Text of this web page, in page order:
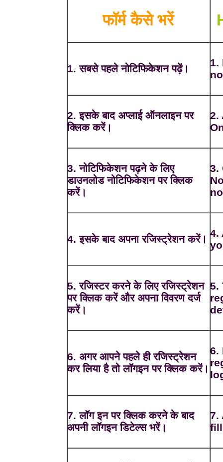
फॉर्म कैसे भरें
1. सबसे पहले नोटिफिकेशन पढ़ें।
1.
2. इसके बाद अप्लाई ऑनलाइन पर
क्लिक करें।
2.
3. नोटिफिकेशन पढ़ने के लिए
डाउनलोड नोटिफिकेशन पर क्लिक
करें।
3.
4. इसके बाद अपना रजिस्ट्रेशन करें।
4.
5. रजिस्टर करने के लिए रजिस्ट्रेशन
पर क्लिक करें और अपना विवरण दर्ज
करें।
5.
6. अगर आपने पहले ही रजिस्ट्रेशन
कर लिया है तो लॉगइन पर क्लिक करें।
6.
7. लॉग इन पर क्लिक करने के बाद
अपनी लॉगइन डिटेल्स भरें।
7.